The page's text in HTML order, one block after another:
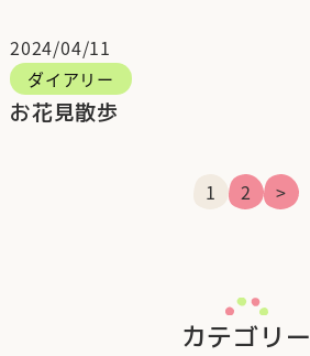
お花見散歩
2024/04/11
ダイアリー
1 2 >
カテゴリー